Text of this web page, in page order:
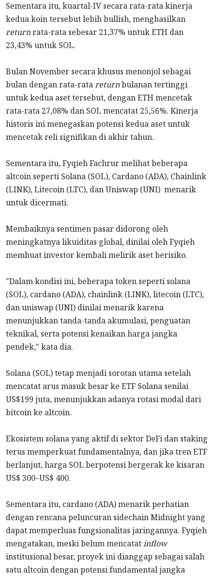
Sementara itu, kuartal-IV secara rata-rata kinerja
kedua koin tersebut lebih bullish, menghasilkan
returnrata-rata sebesar 21,37% untuk ETH dan
23,43% untuk SOL.
Bulan November secara khusus menonjol sebagai
bulan dengan rata-ratareturnbulanan tertinggi
untuk kedua aset tersebut, dengan ETH mencetak
rata-rata 27,08% dan SOL mencatat 25,56%. Kinerja
historis ini menegaskan potensi kedua aset untuk
mencetak reli signifikan di akhir tahun.
Sementara itu, Fyqieh Fachrur melihat beberapa
altcoin seperti Solana (SOL), Cardano (ADA), Chainlink
(LINK), Litecoin (LTC), dan Uniswap (UNI) menarik
untuk dicermati.
Membaiknya sentimen pasar didorong oleh
meningkatnya likuiditas global, dinilai oleh Fyqieh
membuat investor kembali melirik aset berisiko.
"Dalam kondisi ini, beberapa token seperti solana
(SOL), cardano (ADA), chainlink (LINK), litecoin (LTC),
dan uniswap (UNI) dinilai menarik karena
menunjukkan tanda-tanda akumulasi, penguatan
teknikal, serta potensi kenaikan harga jangka
pendek," kata dia.
Solana (SOL) tetap menjadi sorotan utama setelah
mencatat arus masuk besar ke ETF Solana senilai
US$199 juta, menunjukkan adanya rotasi modal dari
bitcoin ke altcoin.
Ekosistem solana yang aktif di sektor DeFi dan staking
terus memperkuat fundamentalnya, dan jika tren ETF
berlanjut, harga SOL berpotensi bergerak ke kisaran
US$ 300–US$ 400.
Sementara itu, cardano (ADA) menarik perhatian
dengan rencana peluncuran sidechain Midnight yang
dapat memperluas fungsionalitas jaringannya. Fyqieh
mengatakan, meski belum mencatatinflow
institusional besar, proyek ini dianggap sebagai salah
satu altcoin dengan potensi fundamental jangka